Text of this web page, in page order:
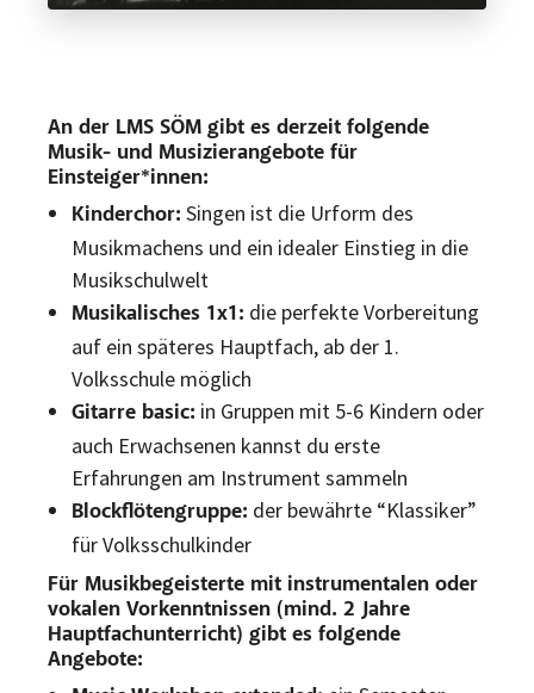
An der LMS SÖM gibt es derzeit folgende
Musik- und Musizierangebote für
Einsteiger*innen:
Kinderchor: Singen ist die Urform des
Musikmachens und ein idealer Einstieg in die
Musikschulwelt
Musikalisches 1x1: die perfekte Vorbereitung
auf ein späteres Hauptfach, ab der 1.
Volksschule möglich
Gitarre basic: in Gruppen mit 5-6 Kindern oder
auch Erwachsenen kannst du erste
Erfahrungen am Instrument sammeln
Blockflötengruppe: der bewährte “Klassiker”
für Volksschulkinder
Für Musikbegeisterte mit instrumentalen oder
vokalen Vorkenntnissen (mind. 2 Jahre
Hauptfachunterricht) gibt es folgende
Angebote: